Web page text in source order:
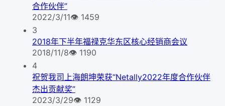
合作伙伴”
2022/3/11👁 1459
3
2018年下半年福禄克华东区核心经销商会议
2018/11/8👁 1190
4
祝贺我司上海朗坤荣获“Netally2022年度合作伙伴
杰出贡献奖”
2023/3/29👁 1129